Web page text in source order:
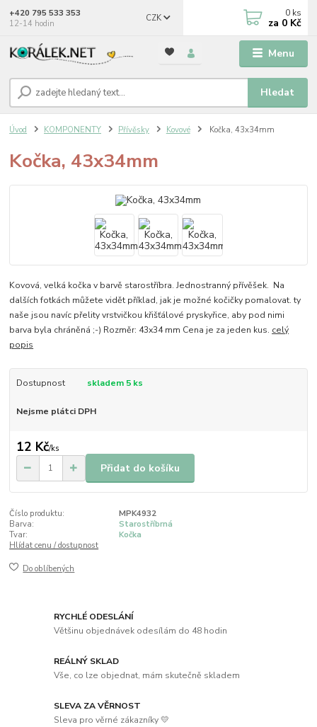
Menu
CZK
Hledat
+420 795 533 353
12-14 hodin
0 ks
za 0 Kč
Úvod KOMPONENTY Přívěsky Kovové Kočka, 43x34mm
Kočka, 43x34mm
Kovová, velká kočka v barvě starostříbra. Jednostranný přívěšek. Na
dalších fotkách můžete vidět příklad, jak je možné kočičky pomalovat. ty
naše jsou navíc přelity vrstvičkou křišťálové pryskyřice, aby pod nimi
barva byla chráněná ;-) Rozměr: 43x34 mm Cena je za jeden kus. celý
popis
Dostupnost skladem 5 ks
Nejsme plátci DPH
12 Kč/ks
Přidat do košíku
Číslo produktu:
MPK4932
Barva:
Starostříbrná
Tvar:
Kočka
Hlídat cenu / dostupnost
Do oblíbených
RYCHLÉ ODESLÁNÍ
Většinu objednávek odesílám do 48 hodin
REÁLNÝ SKLAD
Vše, co lze objednat, mám skutečně skladem
SLEVA ZA VĚRNOST
Sleva pro věrné zákazníky 💛